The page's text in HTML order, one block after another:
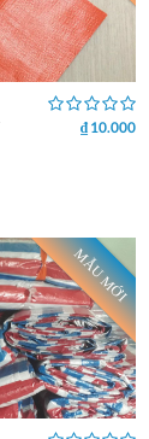
₫ 10.000
MẪU MỚI